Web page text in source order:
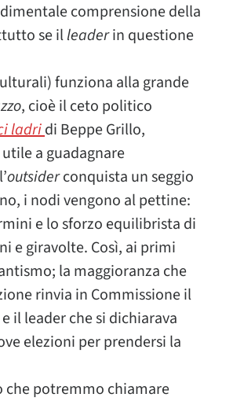
comprensione della
se illeaderin questione
funziona alla grande
, cioè il ceto politico
ladridi Beppe Grillo,
a guadagnare
outsiderconquista un seggio
i nodi vengono al pettine:
e lo sforzo equilibrista di
e giravolte. Così, ai primi
la maggioranza che
rinvia in Commissione il
e il leader che si dichiarava
elezioni per prendersi la
che potremmo chiamare